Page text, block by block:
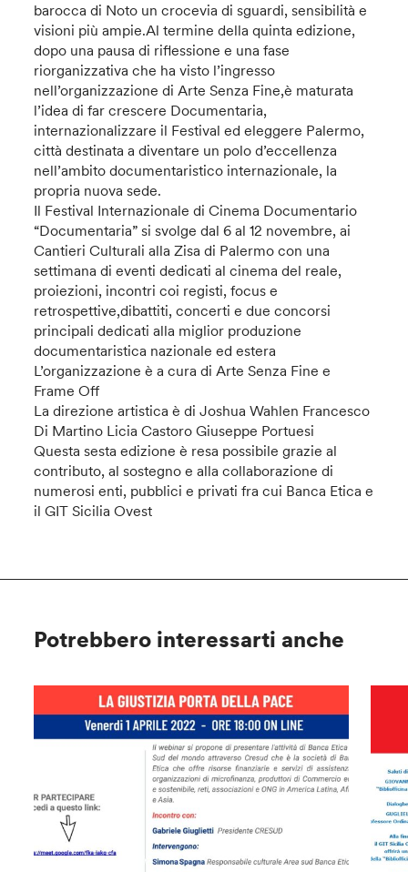
barocca di Noto un crocevia di sguardi, sensibilità e
visioni più ampie.Al termine della quinta edizione,
dopo una pausa di riflessione e una fase
riorganizzativa che ha visto l’ingresso
nell’organizzazione di Arte Senza Fine,è maturata
l’idea di far crescere Documentaria,
internazionalizzare il Festival ed eleggere Palermo,
città destinata a diventare un polo d’eccellenza
nell’ambito documentaristico internazionale, la
propria nuova sede.
Il Festival Internazionale di Cinema Documentario
“Documentaria” si svolge dal 6 al 12 novembre, ai
Cantieri Culturali alla Zisa di Palermo con una
settimana di eventi dedicati al cinema del reale,
proiezioni, incontri coi registi, focus e
retrospettive,dibattiti, concerti e due concorsi
principali dedicati alla miglior produzione
documentaristica nazionale ed estera
L’organizzazione è a cura di Arte Senza Fine e
Frame Off
La direzione artistica è di Joshua Wahlen Francesco
Di Martino Licia Castoro Giuseppe Portuesi
Questa sesta edizione è resa possibile grazie al
contributo, al sostegno e alla collaborazione di
numerosi enti, pubblici e privati fra cui Banca Etica e
il GIT Sicilia Ovest
Potrebbero interessarti anche